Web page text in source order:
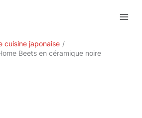
cuisine japonaise
Beets en céramique noire